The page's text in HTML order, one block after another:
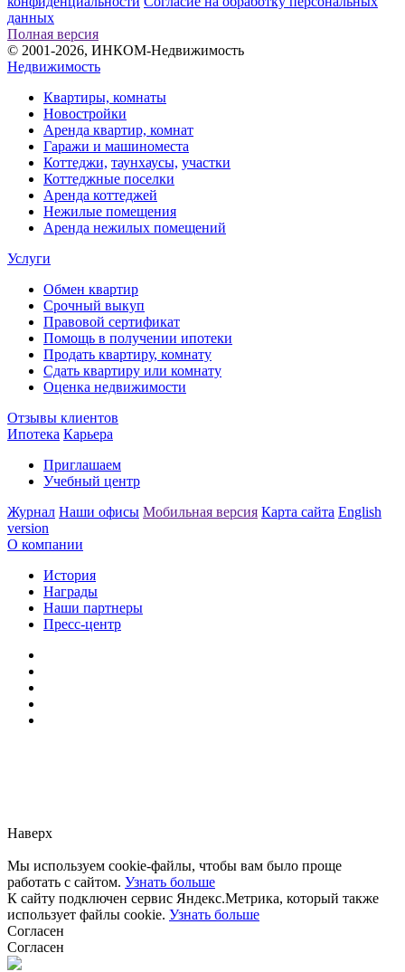
данных
Полная версия
© 2001-2026, ИНКОМ-Недвижимость
Недвижимость
Квартиры, комнаты
Новостройки
Аренда квартир, комнат
Гаражи и машиноместа
Коттеджи, таунхаусы, участки
Коттеджные поселки
Аренда коттеджей
Нежилые помещения
Аренда нежилых помещений
Услуги
Обмен квартир
Срочный выкуп
Правовой сертификат
Помощь в получении ипотеки
Продать квартиру, комнату
Сдать квартиру или комнату
Оценка недвижимости
Отзывы клиентов
Ипотека Карьера
Приглашаем
Учебный центр
Журнал Наши офисы Мобильная версия Карта сайта English
version
О компании
История
Награды
Наши партнеры
Пресс-центр
Наверх
Мы используем cookie-файлы, чтобы вам было проще
работать с сайтом. Узнать больше
К сайту подключен сервис Яндекс.Метрика, который также
использует файлы cookie. Узнать больше
Согласен
Согласен